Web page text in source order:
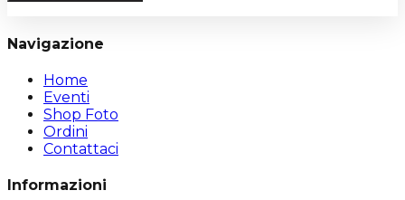
Navigazione
Home
Eventi
Shop Foto
Ordini
Contattaci
Informazioni